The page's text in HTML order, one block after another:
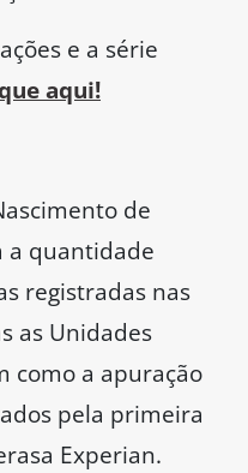
e a série
aqui!
de
a quantidade
registradas nas
as Unidades
como a apuração
pela primeira
Experian.